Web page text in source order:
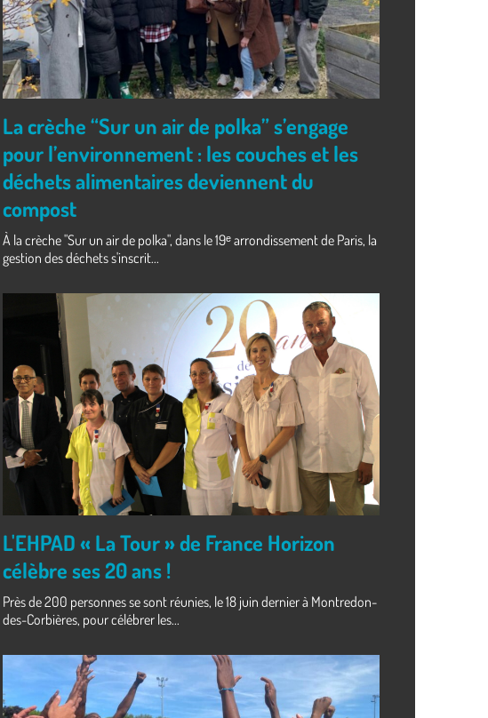
La crèche “Sur un air de polka” s’engage
pour l’environnement : les couches et les
déchets alimentaires deviennent du
compost
À la crèche "Sur un air de polka", dans le 19ᵉ arrondissement de Paris, la
gestion des déchets s'inscrit...
L'EHPAD « La Tour » de France Horizon
célèbre ses 20 ans !
Près de 200 personnes se sont réunies, le 18 juin dernier à Montredon-
des-Corbières, pour célébrer les...